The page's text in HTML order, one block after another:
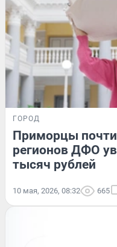
ГОРОД
Приморцы
регионов ДФО
тысяч рублей
10 мая, 2026, 08:32 665